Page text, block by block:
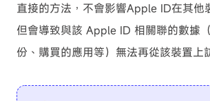
直接的方法，不會影響Apple ID在其他
但會導致與該 Apple ID 相關聯的數據
份、購買的應用等）無法再從該裝置上